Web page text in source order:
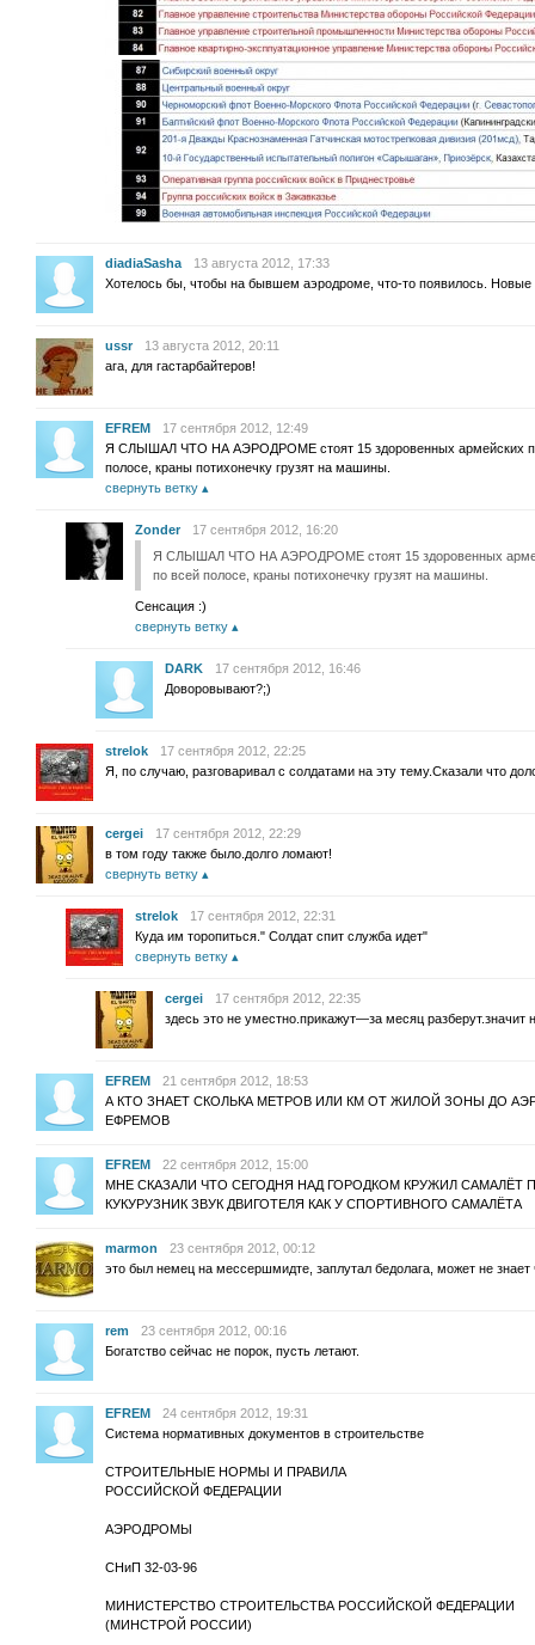
diadiaSasha
13 августа 2012, 17:33
Хотелось бы, чтобы на бывшем аэродроме, что-то появилось. Новые
ussr
13 августа 2012, 20:11
ага, для гастарбайтеров!
EFREM
17 сентября 2012, 12:49
Я СЛЫШАЛ ЧТО НА АЭРОДРОМЕ стоят 15 здоровенных армейских
полосе, краны потихонечку грузят на машины.
свернуть ветку
Zonder
17 сентября 2012, 16:20
Я СЛЫШАЛ ЧТО НА АЭРОДРОМЕ стоят 15 здоровенных
по всей полосе, краны потихонечку грузят на машины.
Сенсация :)
свернуть ветку
DARK
17 сентября 2012, 16:46
Доворовывают?;)
strelok
17 сентября 2012, 22:25
Я, по случаю, разговаривал с солдатами на эту тему.Сказали что
cergei
17 сентября 2012, 22:29
в том году также было.долго ломают!
свернуть ветку
strelok
17 сентября 2012, 22:31
Куда им торопиться." Солдат спит служба идет"
свернуть ветку
cergei
17 сентября 2012, 22:35
здесь это не уместно.прикажут—за месяц
EFREM
21 сентября 2012, 18:53
А КТО ЗНАЕТ СКОЛЬКА МЕТРОВ ИЛИ КМ ОТ ЖИЛОЙ ЗОНЫ ДО
ЕФРЕМОВ
EFREM
22 сентября 2012, 15:00
МНЕ СКАЗАЛИ ЧТО СЕГОДНЯ НАД ГОРОДКОМ КРУЖИЛ САМАЛЁТ
КУКУРУЗНИК ЗВУК ДВИГОТЕЛЯ КАК У СПОРТИВНОГО САМАЛЁТА
marmon
23 сентября 2012, 00:12
это был немец на мессершмидте, заплутал бедолага, может не знает
rem
23 сентября 2012, 00:16
Богатство сейчас не порок, пусть летают.
EFREM
24 сентября 2012, 19:31
Система нормативных документов в строительстве
СТРОИТЕЛЬНЫЕ НОРМЫ И ПРАВИЛА
РОССИЙСКОЙ ФЕДЕРАЦИИ
АЭРОДРОМЫ
СНиП 32-03-96
МИНИСТЕРСТВО СТРОИТЕЛЬСТВА РОССИЙСКОЙ ФЕДЕРАЦИИ
(МИНСТРОЙ РОССИИ)